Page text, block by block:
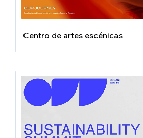
Centro de artes escénicas